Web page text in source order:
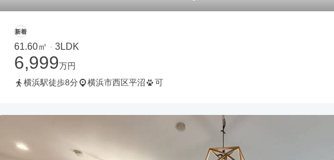
新着
61.60㎡ ・ 3LDK
6,999万円
横浜駅徒歩8分
横浜市西区平沼 可